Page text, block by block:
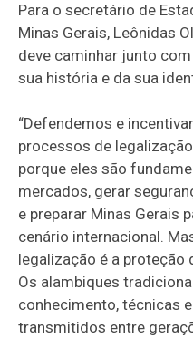
Para o secretário de
Minas Gerais, Leônidas
deve caminhar junto
sua história e da sua
“Defendemos e
processos de
porque eles são
mercados, gerar
e preparar Minas Gerais
cenário internacional.
legalização é a proteção
Os alambiques
conhecimento, técnicas
transmitidos entre